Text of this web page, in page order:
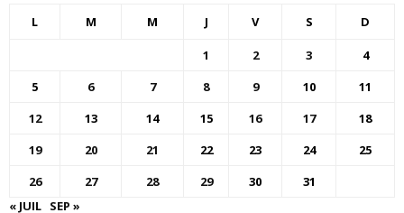
L M M J V S D
1 2 3
4
5
6 7 8 9 10
11
12
13 14 15 16 17
18
19
20 21 22 23 24
25
26
27 28 29 30
31
« JUIL SEP »